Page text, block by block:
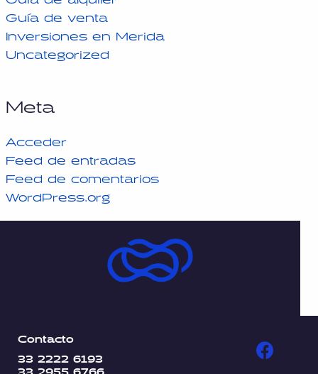
Guía de venta
Inversiones en Merida
Uncategorized
Meta
Acceder
Feed de entradas
Feed de comentarios
WordPress.org
Contacto
33 2222 6193
33 2955 6766